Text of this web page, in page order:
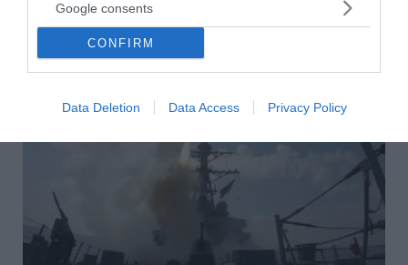
Google consents
CONFIRM
Data Deletion Data Access Privacy Policy